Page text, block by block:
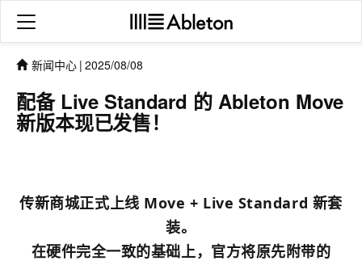
新闻中心 | 2025/08/08
配备 Live Standard 的 Ableton Move
新版本现已发售！
传新商城正式上线 Move + Live Standard 新套
装。
在硬件完全一致的基础上，官方将原先附带的